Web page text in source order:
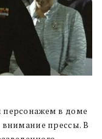
в доме
внимание прессы. В